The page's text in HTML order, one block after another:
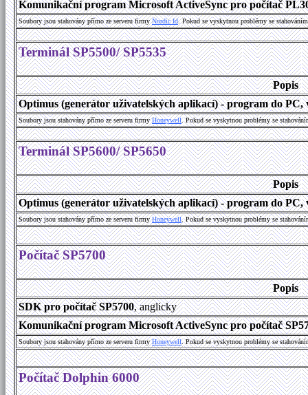
Komunikační program Microsoft ActiveSync pro počítač
Soubory jsou stahovány přímo ze serveru firmyNordic Id. Pokud se vyskytnou problémy se
Terminál SP5500/ SP5535
Popis
Optimus (generátor uživatelských aplikací) - program do PC,
Soubory jsou stahovány přímo ze serveru firmyHoneywell. Pokud se vyskytnou problémy se
Terminál SP5600/ SP5650
Popis
Optimus (generátor uživatelských aplikací) - program do PC,
Soubory jsou stahovány přímo ze serveru firmyHoneywell. Pokud se vyskytnou problémy se
Počítač SP5700
Popis
SDK pro počítač SP5700, anglicky
Komunikační program Microsoft ActiveSync pro počítač
Soubory jsou stahovány přímo ze serveru firmyHoneywell. Pokud se vyskytnou problémy se
Počítač Dolphin 6000